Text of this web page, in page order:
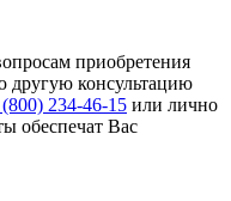
приобретения
консультацию
234-46-15 или лично
обеспечат Вас